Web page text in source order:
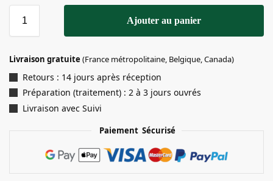
Ajouter au panier
Livraison gratuite (France métropolitaine, Belgique, Canada)
Retours : 14 jours après réception
Préparation (traitement) : 2 à 3 jours ouvrés
Livraison avec Suivi
Paiement Sécurisé